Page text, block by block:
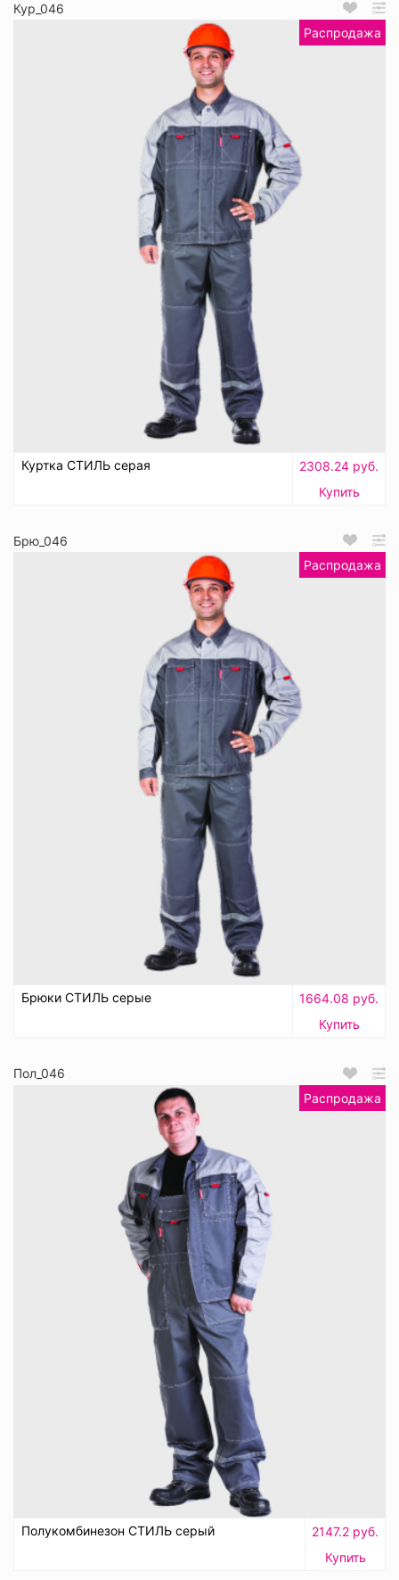
Кур_046
Распродажа
Куртка СТИЛЬ серая
2308.24 руб.
Купить
Брю_046
Распродажа
Брюки СТИЛЬ серые
1664.08 руб.
Купить
Пол_046
Распродажа
Полукомбинезон СТИЛЬ серый
2147.2 руб.
Купить